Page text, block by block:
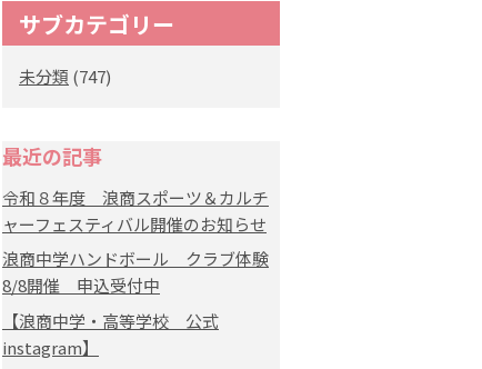
サブカテゴリー
未分類 (747)
最近の記事
令和８年度 浪商スポーツ＆カルチ
ャーフェスティバル開催のお知らせ
浪商中学ハンドボール クラブ体験
8/8開催 申込受付中
【浪商中学・高等学校 公式
instagram】